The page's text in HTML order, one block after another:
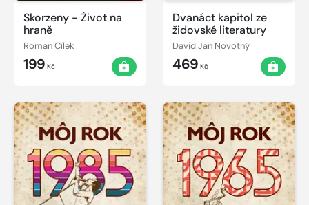
Skorzeny - Život na
hraně
Roman Cílek
199 Kč
Dvanáct kapitol ze
židovské literatury
David Jan Novotný
469 Kč